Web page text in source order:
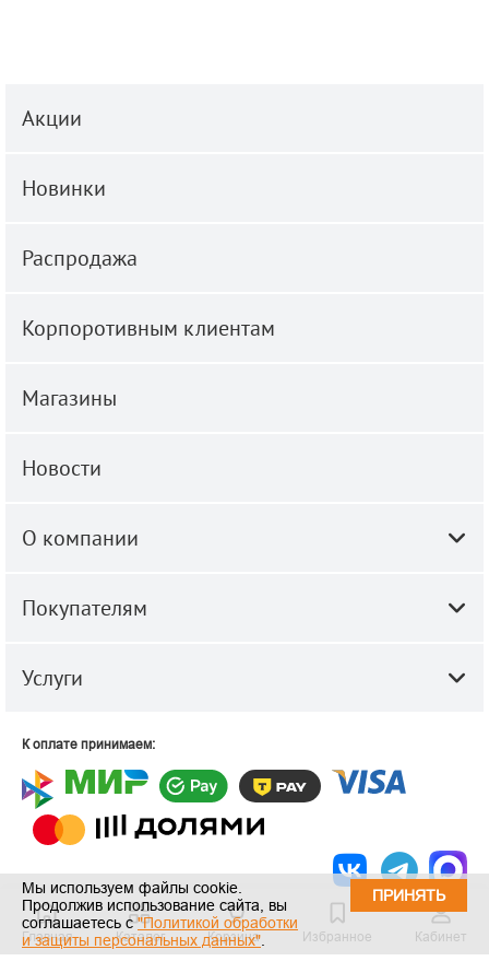
Главная Каталог Корзина Избранное Кабинет
Акции
Новинки
Распродажа
Корпоротивным клиентам
Магазины
Новости
О компании
Покупателям
Услуги
К оплате принимаем:
© 2010-2026 ООО "Строй-Центр".Строительные и отделочные
материалы оптом и в розницу.
Мы используем файлы cookie.
Продолжив использование сайта, вы
соглашаетесь с"Политикой обработки
и защиты персональных данных"
ПРИНЯТЬ